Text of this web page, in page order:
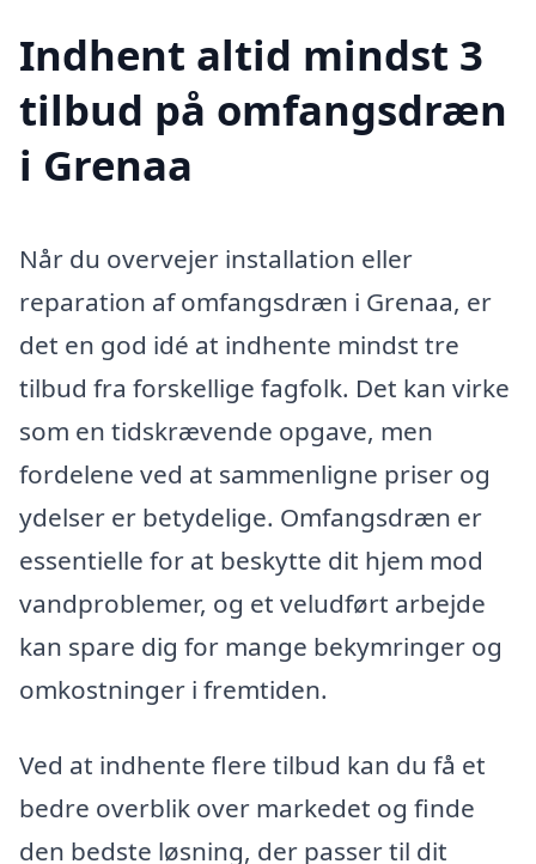
Indhent altid mindst 3
tilbud på omfangsdræn
i Grenaa
Når du overvejer installation eller
reparation af omfangsdræn i Grenaa, er
det en god idé at indhente mindst tre
tilbud fra forskellige fagfolk. Det kan virke
som en tidskrævende opgave, men
fordelene ved at sammenligne priser og
ydelser er betydelige. Omfangsdræn er
essentielle for at beskytte dit hjem mod
vandproblemer, og et veludført arbejde
kan spare dig for mange bekymringer og
omkostninger i fremtiden.
Ved at indhente flere tilbud kan du få et
bedre overblik over markedet og finde
den bedste løsning, der passer til dit